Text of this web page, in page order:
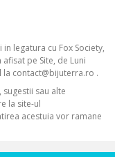
legatura cu Fox Society,
pe Site, de Luni
la contact@bijuterra.ro .
sau alte
la site-ul
acestuia vor ramane